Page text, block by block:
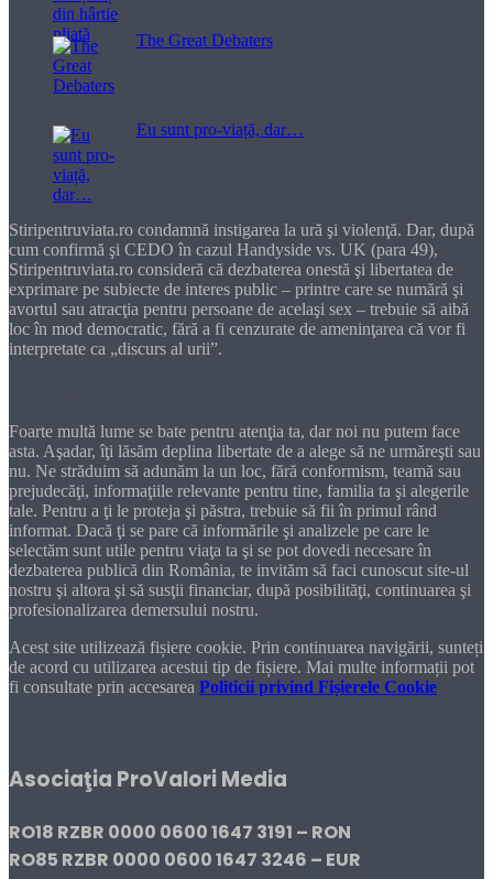
The Great Debaters
Eu sunt pro-viață, dar…
Stiripentruviata.ro condamnă instigarea la ură şi violenţă. Dar, după
cum confirmă şi CEDO în cazul Handyside vs. UK (para 49),
Stiripentruviata.ro consideră că dezbaterea onestă şi libertatea de
exprimare pe subiecte de interes public – printre care se numără şi
avortul sau atracţia pentru persoane de acelaşi sex – trebuie să aibă
loc în mod democratic, fără a fi cenzurate de ameninţarea că vor fi
interpretate ca „discurs al urii”.
Foarte multă lume se bate pentru atenţia ta, dar noi nu putem face
asta. Aşadar, îţi lăsăm deplina libertate de a alege să ne urmăreşti sau
nu. Ne străduim să adunăm la un loc, fără conformism, teamă sau
prejudecăţi, informaţiile relevante pentru tine, familia ta şi alegerile
tale. Pentru a ţi le proteja şi păstra, trebuie să fii în primul rând
informat. Dacă ţi se pare că informările şi analizele pe care le
selectăm sunt utile pentru viaţa ta şi se pot dovedi necesare în
dezbaterea publică din România, te invităm să faci cunoscut site-ul
nostru şi altora şi să susţii financiar, după posibilităţi, continuarea şi
profesionalizarea demersului nostru.
Acest site utilizează fișiere cookie. Prin continuarea navigării, sunteți
de acord cu utilizarea acestui tip de fișiere. Mai multe informații pot
fi consultate prin accesarea Politicii privind Fișierele Cookie
Asociaţia ProValori Media
RO18 RZBR 0000 0600 1647 3191 – RON
RO85 RZBR 0000 0600 1647 3246 – EUR